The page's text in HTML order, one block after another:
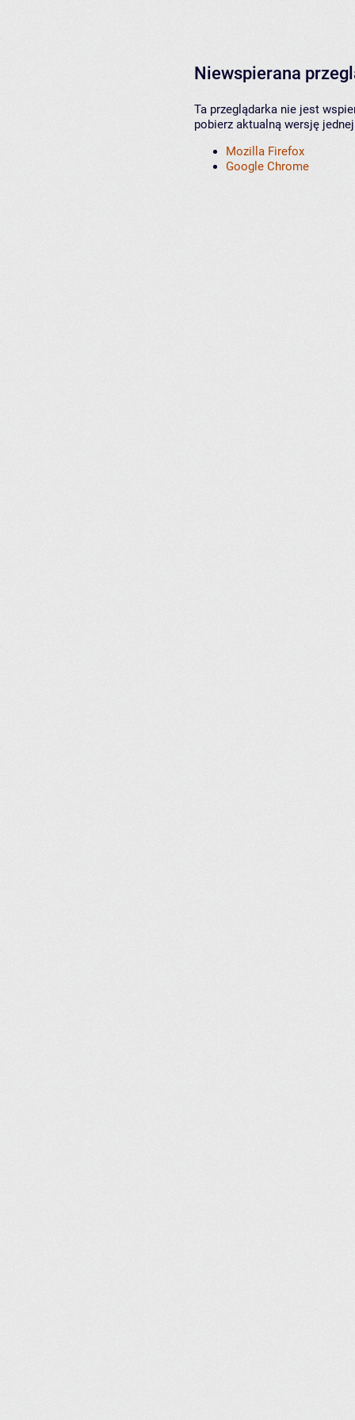
Niewspierana
Ta przeglądarka nie jest
pobierz aktualną wersję
Mozilla Firefox
Google Chrome